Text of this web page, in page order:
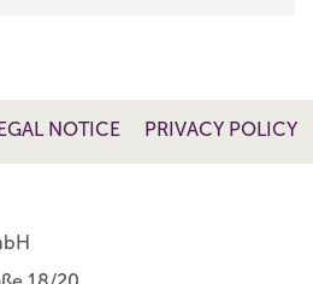
NOTICE PRIVACY POLICY